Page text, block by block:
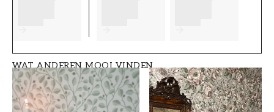
Trapverf - Binnen - W27 Morgondimma (2.7L):
€ 85,90
Muurverf - Binnen - W27 Morgondimma (2.7L):
WAT ANDEREN MOOI VINDEN